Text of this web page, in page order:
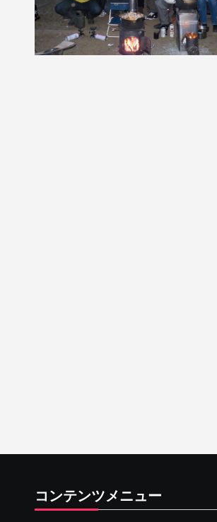
コンテンツメニュー